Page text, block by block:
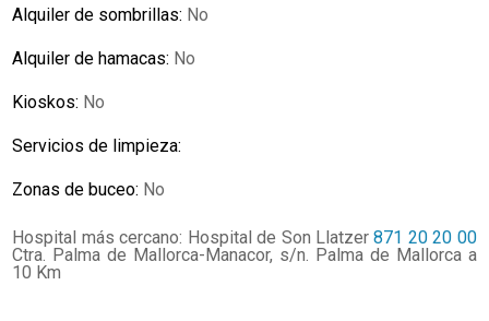
Alquiler de sombrillas: No
Alquiler de hamacas: No
Kioskos: No
Servicios de limpieza:
Zonas de buceo: No
Hospital más cercano: Hospital de Son Llatzer871 20 20 00
Ctra. Palma de Mallorca-Manacor, s/n. Palma de Mallorca a
10 Km